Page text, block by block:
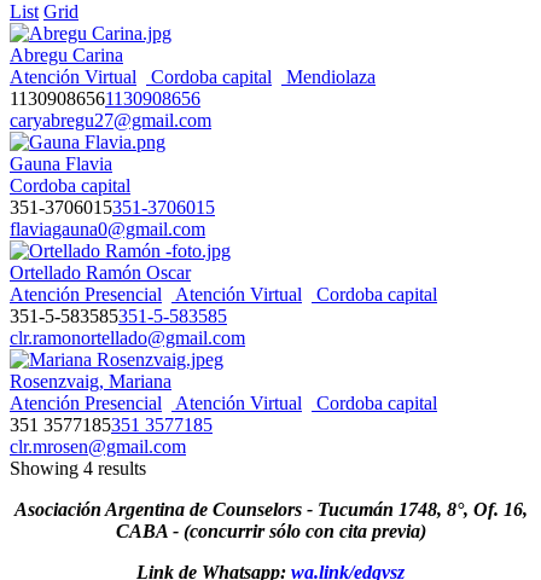
List Grid
Abregu Carina
Atención Virtual
Cordoba capital
Mendiolaza
11309086561130908656
caryabregu27@gmail.com
Gauna Flavia
Cordoba capital
351-3706015351-3706015
flaviagauna0@gmail.com
Ortellado Ramón Oscar
Atención Presencial
Atención Virtual
Cordoba capital
351-5-583585351-5-583585
clr.ramonortellado@gmail.com
Rosenzvaig, Mariana
Atención Presencial
Atención Virtual
Cordoba capital
351 3577185351 3577185
clr.mrosen@gmail.com
Showing 4 results
Asociación Argentina de Counselors - Tucumán 1748, 8°, Of. 16,
CABA - (concurrir sólo con cita previa)
Link de Whatsapp: wa.link/edqvsz